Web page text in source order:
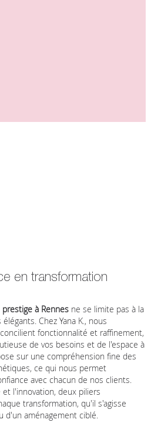
en transformation
à Rennesne se limite pas à la
Chez Yana K., nous
fonctionnalité et raffinement,
de vos besoins et de l'espace à
sur une compréhension fine des
ce qui nous permet
avec chacun de nos clients.
l'innovation, deux piliers
transformation, qu'il s'agisse
aménagement ciblé.